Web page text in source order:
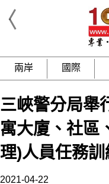
兩岸 國際
三峽警分局舉
寓大廈、社區
理)人員任務訓
2021-04-22